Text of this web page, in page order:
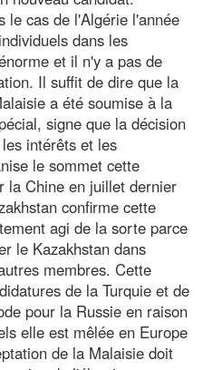
le cas de l'Algérie l'année
dans les
et il n'y a pas de
Il suffit de dire que la
a été soumise à la
signe que la décision
intérêts et les
le sommet cette
la Chine en juillet dernier
confirme cette
agi de la sorte parce
le Kazakhstan dans
membres. Cette
de la Turquie et de
pour la Russie en raison
elle est mêlée en Europe
de la Malaisie doit